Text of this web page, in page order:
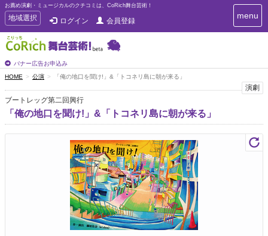
お薦め演劇・ミュージカルのクチコミは、CoRich舞台芸術！
T
o
g
g
e
n
a
v
地域選択 ログイン 会員登録
バナー広告お申込み
T
o
i
g
menu
HOME 公演 「俺の地口を聞け!」&「トコネリ島に朝が来る」
演劇
ブートレッグ第二回興行
「俺の地口を聞け!」&「トコネリ島に朝が来る」